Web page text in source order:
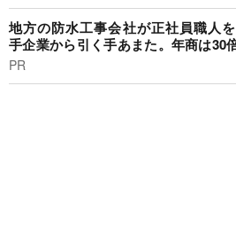
地方の防水工事会社が正社員職人
手企業から引く手あまた。年商は30
PR